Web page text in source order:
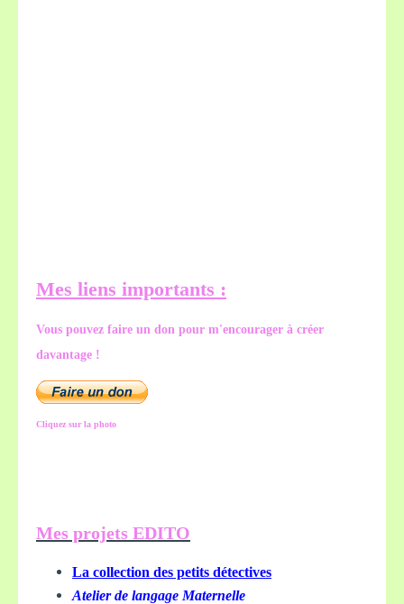
Mes liens importants :
Vous pouvez faire un don pour m'encourager à créer
davantage !
Cliquez sur la photo
Mes projets EDITO
La collection des petits détectives
Atelier de langage Maternelle